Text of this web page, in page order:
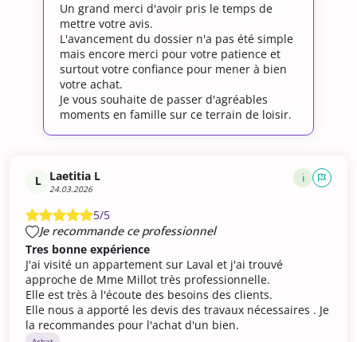
Un grand merci d'avoir pris le temps de
mettre votre avis.
L'avancement du dossier n'a pas été simple
mais encore merci pour votre patience et
surtout votre confiance pour mener à bien
votre achat.
Je vous souhaite de passer d'agréables
moments en famille sur ce terrain de loisir.
L Laetitia L
24.03.2026
i
5/5
Je recommande ce professionnel
Tres bonne expérience
J'ai visité un appartement sur Laval et j'ai trouvé
approche de Mme Millot très professionnelle.
Elle est très à l'écoute des besoins des clients.
Elle nous a apporté les devis des travaux nécessaires . Je
la recommandes pour l'achat d'un bien.